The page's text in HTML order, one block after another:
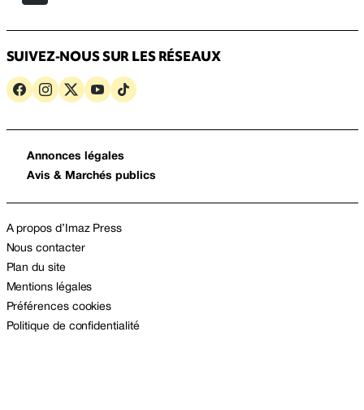
SUIVEZ-NOUS SUR LES RÉSEAUX
Annonces légales
Avis & Marchés publics
A propos d’Imaz Press
Nous contacter
Plan du site
Mentions légales
Préférences cookies
Politique de confidentialité